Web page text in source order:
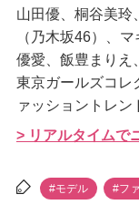
山田優、桐谷美玲
（乃木坂46）、
優愛、飯豊まりえ
東京ガールズコレ
ァッショントレン
> リアルタイムで
#モデル #フ